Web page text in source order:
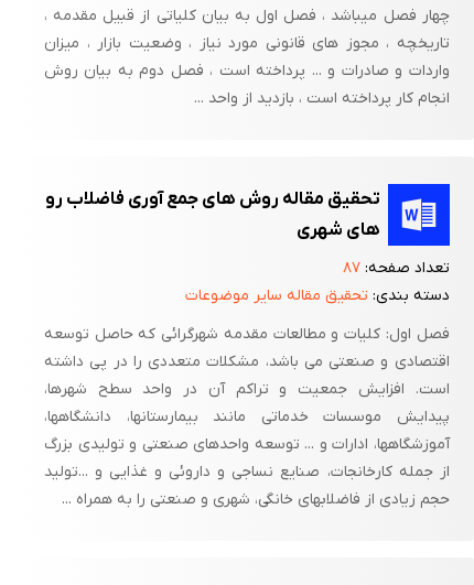
چهار فصل میباشد ، فصل اول به بیان کلیاتی از قبیل مقدمه ،
تاریخچه ، مجوز های قانونی مورد نیاز ، وضعیت بازار ، میزان
واردات و صادرات و ... پرداخته است ، فصل دوم به بیان روش
انجام کار پرداخته است ، بازدید از واحد ...
تحقیق مقاله روش های جمع آوری فاضلاب رو
های شهری
تعداد صفحه:۸۷
دسته بندی: تحقیق مقاله سایر موضوعات
فصل اول: کلیات و مطالعات مقدمه شهرگرائی که حاصل توسعه
اقتصادی و صنعتی می باشد، مشکلات متعددی را در پی داشته
است. افزایش جمعیت و تراکم آن در واحد سطح شهرها،
پیدایش موسسات خدماتی مانند بیمارستانها، دانشگاهها،
آموزشگاهها، ادارات و ... توسعه واحدهای صنعتی و تولیدی بزرگ
از جمله کارخانجات، صنایع نساجی و داروئی و غذایی و ...تولید
حجم زیادی از فاضلابهای خانگی، شهری و صنعتی را به همراه ...